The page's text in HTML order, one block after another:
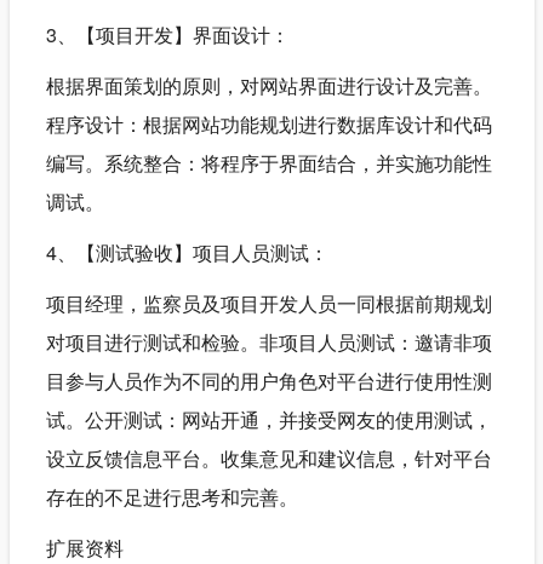
3、【项目开发】界面设计：
根据界面策划的原则，对网站界面进行设计及完善。
程序设计：根据网站功能规划进行数据库设计和代码
编写。系统整合：将程序于界面结合，并实施功能性
调试。
4、【测试验收】项目人员测试：
项目经理，监察员及项目开发人员一同根据前期规划
对项目进行测试和检验。非项目人员测试：邀请非项
目参与人员作为不同的用户角色对平台进行使用性测
试。公开测试：网站开通，并接受网友的使用测试，
设立反馈信息平台。收集意见和建议信息，针对平台
存在的不足进行思考和完善。
扩展资料